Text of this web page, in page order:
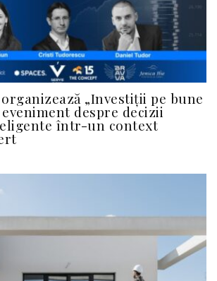
„Investiții pe bune
despre decizii
într-un context